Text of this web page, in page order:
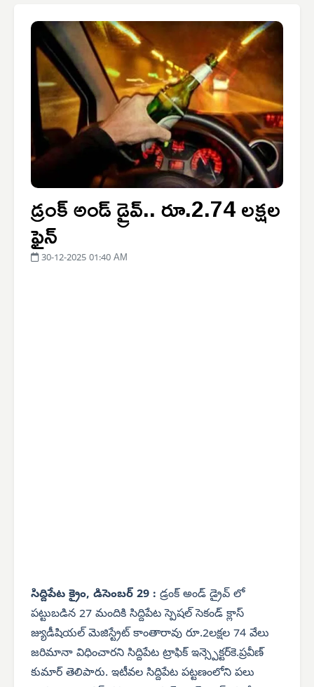
డ్రంక్ అండ్ డ్రైవ్.. రూ.2.74 లక్షల
ఫైన్
30-12-2025 01:40 AM
సిద్దిపేట క్రైం, డిసెంబర్ 29 : డ్రంక్ అండ్ డ్రైవ్ లో
పట్టుబడిన 27 మందికి సిద్దిపేట స్పెషల్ సెకండ్ క్లాస్
జ్యుడీషియల్ మెజిస్ట్రేట్ కాంతారావు రూ.2లక్షల 74 వేలు
జరిమానా విధించారని సిద్దిపేట ట్రాఫిక్ ఇన్స్పెక్టర్‌కె.ప్రవీణ్
కుమార్ తెలిపారు. ఇటీవల సిద్దిపేట పట్టణంలోని పలు